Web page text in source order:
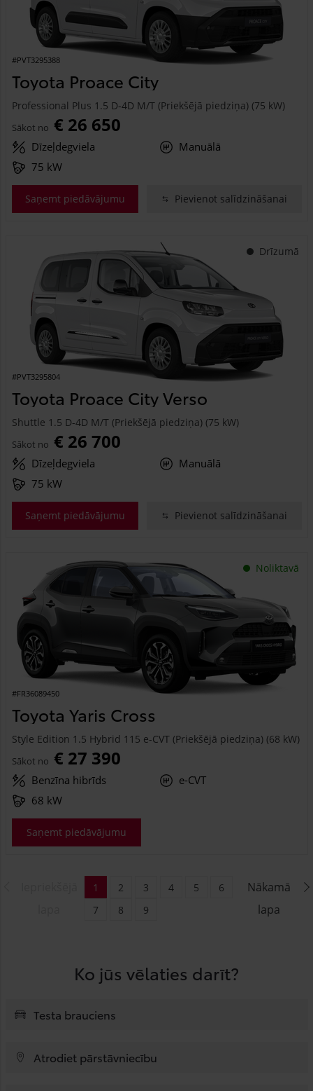
#PVT3295388
Toyota Proace City
Professional Plus 1.5 D-4D M/T (Priekšējā piedziņa) (75 kW)
Sākot no € 26 650
Dīzeļdegviela
Manuālā
75 kW
Saņemt piedāvājumu Pievienot salīdzināšanai
Drīzumā
#PVT3295804
Toyota Proace City Verso
Shuttle 1.5 D-4D M/T (Priekšējā piedziņa) (75 kW)
Sākot no € 26 700
Dīzeļdegviela
Manuālā
75 kW
Saņemt piedāvājumu Pievienot salīdzināšanai
Noliktavā
#FR36089450
Toyota Yaris Cross
Style Edition 1.5 Hybrid 115 e-CVT (Priekšējā piedziņa) (68 kW)
Sākot no € 27 390
Benzīna hibrīds
e-CVT
68 kW
Saņemt piedāvājumu
Nākamā
lapa
1 2 3 4 5
6
7
8 9
Ko jūs vēlaties darīt?
Testa brauciens
Atrodiet pārstāvniecību